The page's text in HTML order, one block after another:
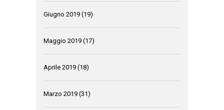
Giugno 2019 (19)
Maggio 2019 (17)
Aprile 2019 (18)
Marzo 2019 (31)